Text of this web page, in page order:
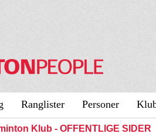
Ranglister Personer
Klub - OFFENTLIGE SIDER